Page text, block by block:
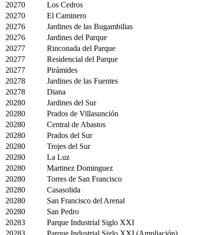
20270
Los Cedros
20270
El Caminero
20276
Jardines de las Bugambilias
20276
Jardines del Parque
20277
Rinconada del Parque
20277
Residencial del Parque
20277
Pirámides
20278
Jardines de las Fuentes
20278
Diana
20280
Jardines del Sur
20280
Prados de Villasunción
20280
Central de Abastos
20280
Prados del Sur
20280
Trojes del Sur
20280
La Luz
20280
Martinez Dominguez
20280
Torres de San Francisco
20280
Casasolida
20280
San Francisco del Arenal
20280
San Pedro
20283
Parque Industrial Siglo XXI
20283
Parque Industrial Siglo XXI (Ampliación)